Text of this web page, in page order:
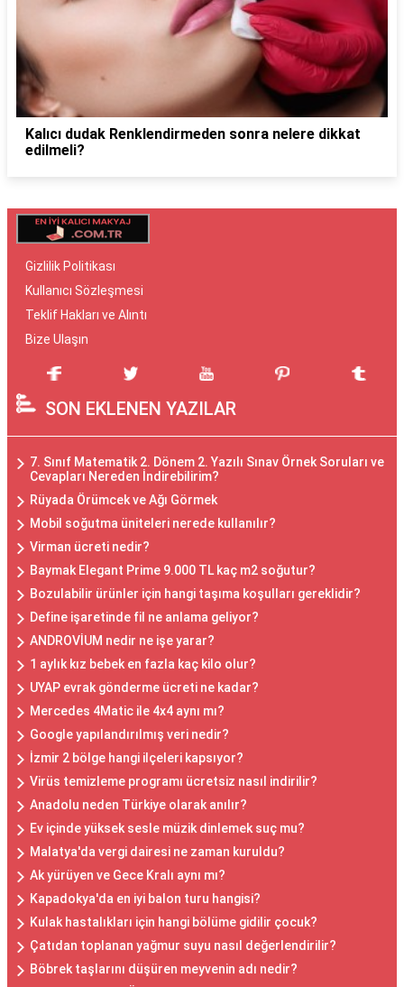
Kalıcı dudak Renklendirmeden sonra nelere dikkat
edilmeli?
Gizlilik Politikası
Kullanıcı Sözleşmesi
Teklif Hakları ve Alıntı
Bize Ulaşın
SON EKLENEN YAZILAR
7. Sınıf Matematik 2. Dönem 2. Yazılı Sınav Örnek Soruları ve
Cevapları Nereden İndirebilirim?
Rüyada Örümcek ve Ağı Görmek
Mobil soğutma üniteleri nerede kullanılır?
Virman ücreti nedir?
Baymak Elegant Prime 9.000 TL kaç m2 soğutur?
Bozulabilir ürünler için hangi taşıma koşulları gereklidir?
Define işaretinde fil ne anlama geliyor?
ANDROVİUM nedir ne işe yarar?
1 aylık kız bebek en fazla kaç kilo olur?
UYAP evrak gönderme ücreti ne kadar?
Mercedes 4Matic ile 4x4 aynı mı?
Google yapılandırılmış veri nedir?
İzmir 2 bölge hangi ilçeleri kapsıyor?
Virüs temizleme programı ücretsiz nasıl indirilir?
Anadolu neden Türkiye olarak anılır?
Ev içinde yüksek sesle müzik dinlemek suç mu?
Malatya'da vergi dairesi ne zaman kuruldu?
Ak yürüyen ve Gece Kralı aynı mı?
Kapadokya'da en iyi balon turu hangisi?
Kulak hastalıkları için hangi bölüme gidilir çocuk?
Çatıdan toplanan yağmur suyu nasıl değerlendirilir?
Böbrek taşlarını düşüren meyvenin adı nedir?